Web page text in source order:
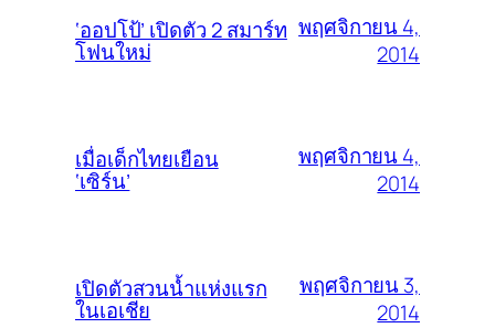
‘ออปโป้’ เปิดตัว 2 สมาร์ท
โฟนใหม่
พฤศจิกายน 4,
2014
เมื่อเด็กไทยเยือน
‘เซิร์น’
พฤศจิกายน 4,
2014
เปิดตัวสวนน้ำแห่งแรก
ในเอเชีย
พฤศจิกายน 3,
2014